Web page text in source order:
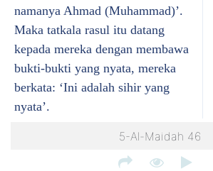
namanya Ahmad (Muhammad)’.
Maka tatkala rasul itu datang
kepada mereka dengan membawa
bukti-bukti yang nyata, mereka
berkata: ‘Ini adalah sihir yang
nyata’.
5-Al-Maidah 46